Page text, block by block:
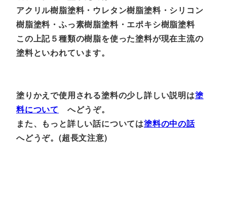
アクリル樹脂塗料・ウレタン樹脂塗料・シリコン
樹脂塗料・ふっ素樹脂塗料・エポキシ樹脂塗料
この上記５種類の樹脂を使った塗料が現在主流の
塗料といわれています。
塗りかえで使用される塗料の少し詳しい説明は塗
料について へどうぞ。
また、もっと詳しい話については塗料の中の話
へどうぞ。(超長文注意)